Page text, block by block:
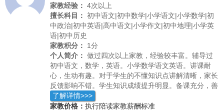
家教经验： 4次以上
擅长科目： 初中语文|初中数学|小学语文|小学数学|初
中政治|初中英语|高中语文|小学作文|初中地理|小学英
语|初中历史
家教积分：
1分
个人简介： 做过四次以上家教，经验较丰富。辅导过
初中语文，数学，英语。小学数学语文英语。讲课耐
心，生动有趣。对于学生的不懂知识点讲解清晰，家长
反馈影响不错。学生知识成绩提升明显。备课充分，善
于沟通交流表达。知识点讲解透彻。
了解详情>>>
家教价格： 执行陪读家教薪酬标准